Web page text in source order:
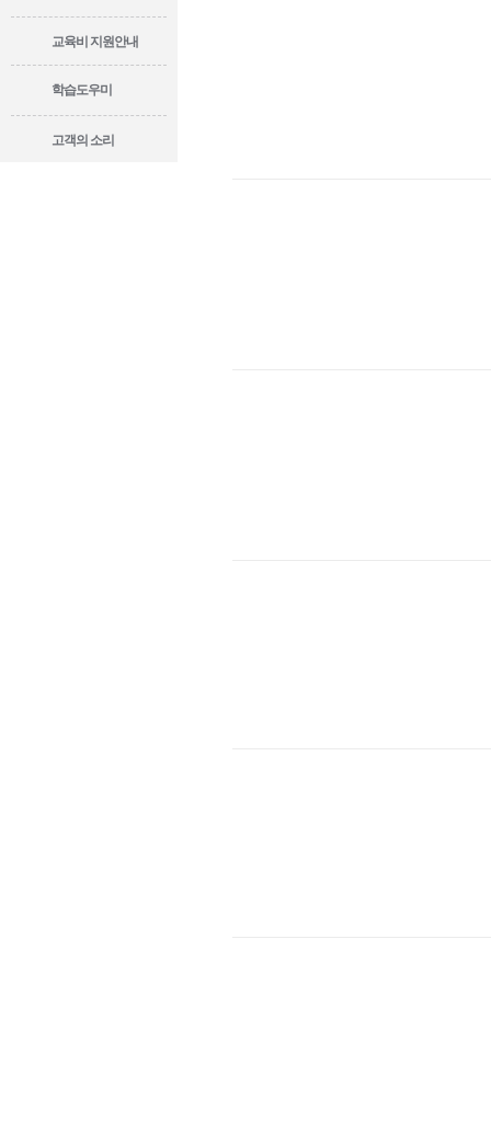
교육비 지원안내
학습도우미
고객의 소리